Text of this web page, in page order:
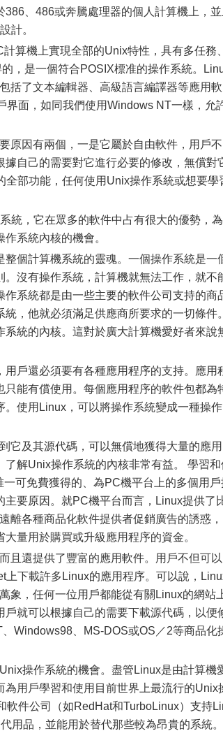
、486或奔騰處理器的個人計算機上，並
計。
機上實現全部的Unix特性，具有多任務、
，是一個符合POSIX標准的操作系統。
括了文本編輯器、高級語言編譯器等應用軟
面，如同我們使用Windows NT一樣，允
因有兩個，一是它屬於自由軟件，用戶不
自己的需要對它進行必要的修改，無償對
部功能，任何使用Unix操作系統或想要學
，它在眾多的軟件中占有很大的優勢，為
系統內核的機會。
個計算機系統的靈魂。一個操作系統是一
沒有操作系統，計算機就無法工作，就不
系統都是由一些主要的軟件公司支持的商
，他就必須滿足供應商所要求的一切條件。
統的內核。這對於廣大計算機愛好者來說
戶還必須要有各種應用程序的支持。應用
能有償使用。每個應用程序的軟件包都為
使用Linux，可以將操作系統變成一種操作
及其源代碼，可以無償地獲得大量的應用
解Unix操作系統的內核非常有益。 學習和
可免費獲得的、為PC機平台上的多個用戶
要原因。就PC機平台而言，Linux提供了
離各種商品化軟件提供者促銷廣告的誘惑，
量用於購買或升級應用程序的資金。
還提供了豐富的應用軟件。用戶不但可以
上下載許多Linux的應用程序。可以說，
象，任何一位用戶都能從有關Linux的網站
就可以根據自己的需要下載源代碼，以便
Windows98、MS-DOS或OS／2等商品化
操作系統的機會。盡管Linux是由計算機
用戶學習和使用目前世界上最流行的Unix
件公司（如RedHat和TurboLinux）支持
用品，並能用於替代那些較為昂貴的系統。